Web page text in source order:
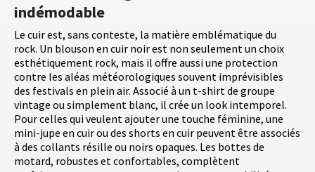
indémodable
Le cuir est, sans conteste, la matière emblématique du
rock. Un blouson en cuir noir est non seulement un choix
esthétiquement rock, mais il offre aussi une protection
contre les aléas météorologiques souvent imprévisibles
des festivals en plein air. Associé à un t-shirt de groupe
vintage ou simplement blanc, il crée un look intemporel.
Pour celles qui veulent ajouter une touche féminine, une
mini-jupe en cuir ou des shorts en cuir peuvent être associés
à des collants résille ou noirs opaques. Les bottes de
motard, robustes et confortables, complètent